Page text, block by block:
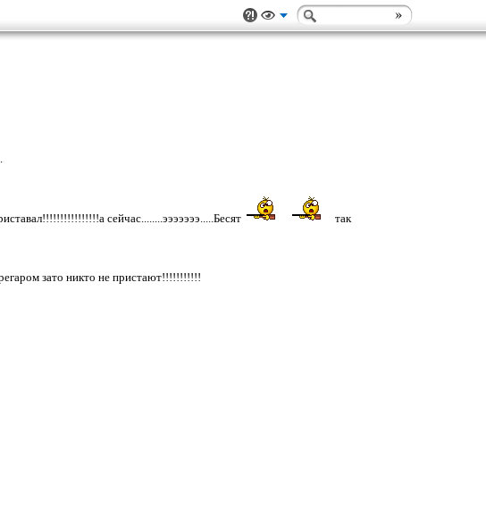
сейчас........эээээээ.....Бесят
так
зато никто не пристают!!!!!!!!!!!